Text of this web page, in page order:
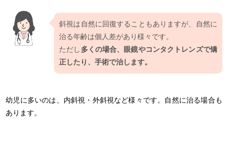
斜視は自然に回復することもありますが、自然に
治る年齢は個人差があり様々です。
ただし 多くの場合、眼鏡やコンタクトレンズで矯
正したり、手術で治します。
幼児に多いのは、内斜視・外斜視など様々です。自然に治る場合も
あります。